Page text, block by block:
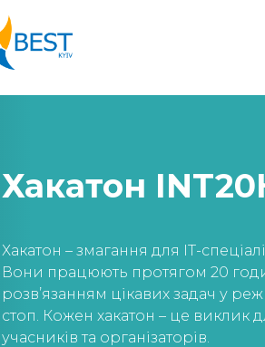
Хакатон
Хакатон – змагання для ІТ-
Вони працюють протягом 20
розв’язанням цікавих задач у
стоп. Кожен хакатон – це виклик
учасників та організаторів.